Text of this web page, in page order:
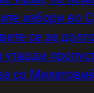
избори во
се за
со